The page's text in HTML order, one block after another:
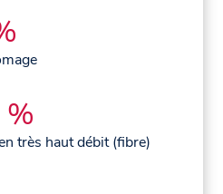
très haut débit (fibre)